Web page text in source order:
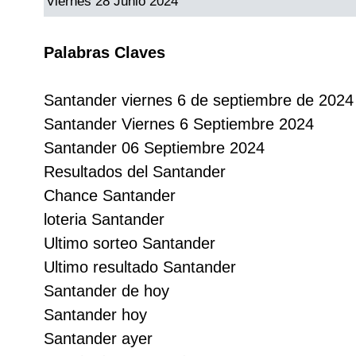
Paisita Día
Paisita Noche
Paisita 3
Pick 3 Día
Pick 3 Noche
Pick 4 Día
Pick 4 Noche
Pijao de Oro
Palabras Claves
Santander viernes 6 de septiembre de 2024
Santander Viernes 6 Septiembre 2024
Santander 06 Septiembre 2024
Resultados del Santander
Chance Santander
loteria Santander
Ultimo sorteo Santander
Ultimo resultado Santander
Santander de hoy
Santander hoy
Santander ayer